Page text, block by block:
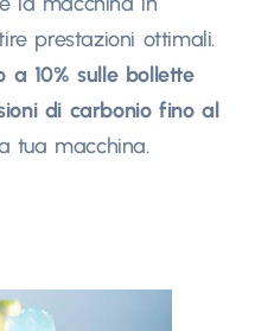
prestazioni ottimali.
a 10% sulle bollette
di carbonio fino al
tua macchina.